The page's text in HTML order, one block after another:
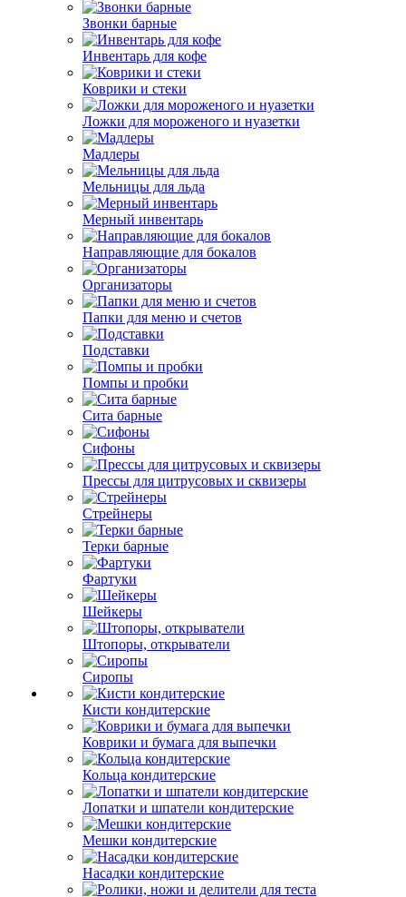
Звонки барные
Инвентарь для кофе
Коврики и стеки
Ложки для мороженого и нуазетки
Мадлеры
Мельницы для льда
Мерный инвентарь
Направляющие для бокалов
Организаторы
Папки для меню и счетов
Подставки
Помпы и пробки
Сита барные
Сифоны
Прессы для цитрусовых и сквизеры
Стрейнеры
Терки барные
Фартуки
Шейкеры
Штопоры, открыватели
Сиропы
Кисти кондитерские
Коврики и бумага для выпечки
Кольца кондитерские
Лопатки и шпатели кондитерские
Мешки кондитерские
Насадки кондитерские